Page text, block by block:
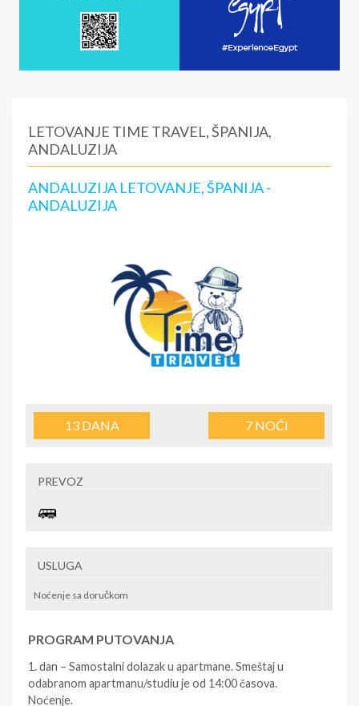
LETOVANJE TIME TRAVEL, ŠPANIJA,
ANDALUZIJA
ANDALUZIJA LETOVANJE, ŠPANIJA -
ANDALUZIJA
13DANA 7NOĆI
PREVOZ
USLUGA
Noćenje sa doručkom
PROGRAM PUTOVANJA
1. dan – Samostalni dolazak u apartmane. Smeštaj u
odabranom apartmanu/studiu je od 14:00 časova.
Noćenje.